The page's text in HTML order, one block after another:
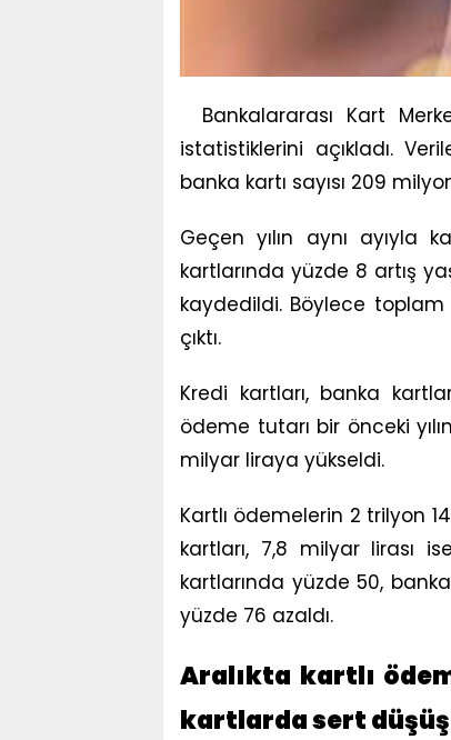
Bankalararası Kart
istatistiklerini açıkladı.
banka kartı sayısı 209
Geçen yılın aynı ayıyla
kartlarında yüzde 8 artış
kaydedildi. Böylece
çıktı.
Kredi kartları, banka
ödeme tutarı bir önceki
milyar liraya yükseldi.
Kartlı ödemelerin 2 trilyon
kartları, 7,8 milyar lirası
kartlarında yüzde 50,
yüzde 76 azaldı.
Aralıkta kartlı
kartlarda sert düşüş